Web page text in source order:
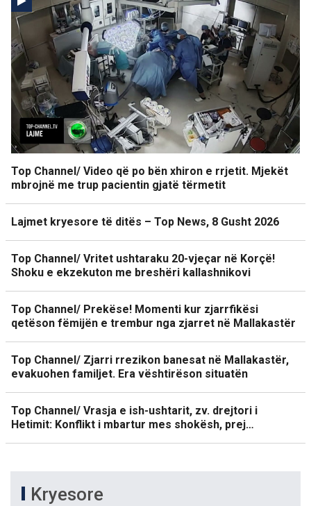
Top Channel/ Video që po bën xhiron e rrjetit. Mjekët
mbrojnë me trup pacientin gjatë tërmetit
Lajmet kryesore të ditës – Top News, 8 Gusht 2026
Top Channel/ Vritet ushtaraku 20-vjeçar në Korçë!
Shoku e ekzekuton me breshëri kallashnikovi
Top Channel/ Prekëse! Momenti kur zjarrfikësi
qetëson fëmijën e trembur nga zjarret në Mallakastër
Top Channel/ Zjarri rrezikon banesat në Mallakastër,
evakuohen familjet. Era vështirëson situatën
Top Channel/ Vrasja e ish-ushtarit, zv. drejtori i
Hetimit: Konflikt i mbartur mes shokësh, prej…
Kryesore